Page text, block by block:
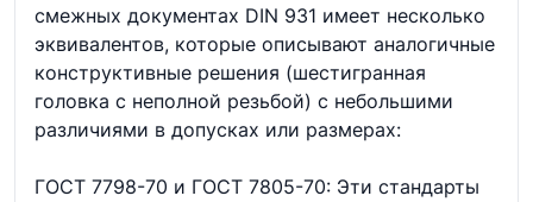
смежных документах DIN 931 имеет несколько
эквивалентов, которые описывают аналогичные
конструктивные решения (шестигранная
головка с неполной резьбой) с небольшими
различиями в допусках или размерах:
ГОСТ 7798-70 и ГОСТ 7805-70: Эти стандарты